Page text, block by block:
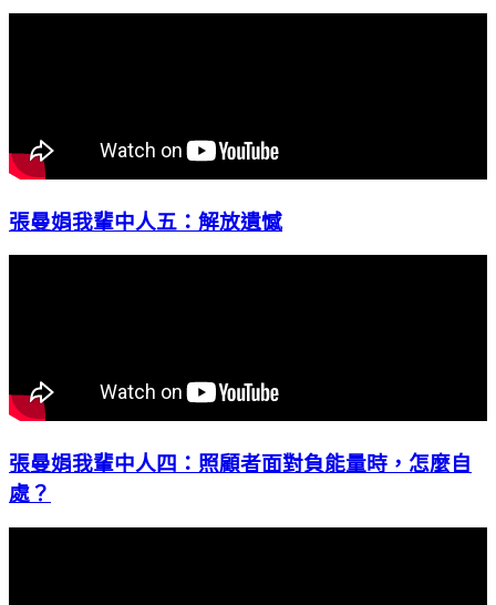
張曼娟我輩中人五：解放遺憾
張曼娟我輩中人四：照顧者面對負能量時，怎麼自
處？